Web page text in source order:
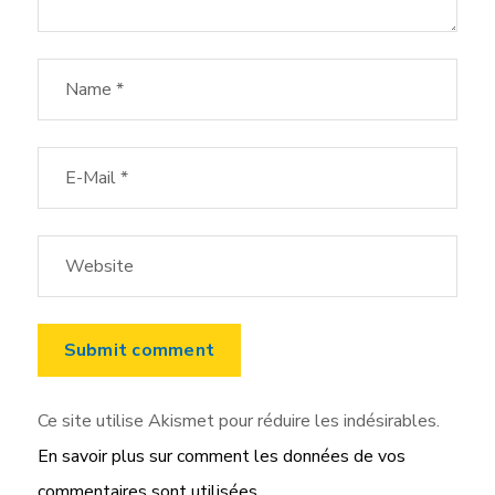
Ce site utilise Akismet pour réduire les indésirables.
En savoir plus sur comment les données de vos